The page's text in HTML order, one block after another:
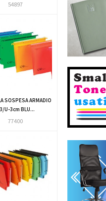
54897
SOSPESA ARMADIO
U-3cm BLU...
77400